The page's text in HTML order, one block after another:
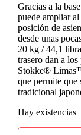
Gracias a la
puede ampliar
posición de
desde unas
20 kg / 44,1
trasero dan a
Stokke®
que permite que
tradicional
Hay existencias